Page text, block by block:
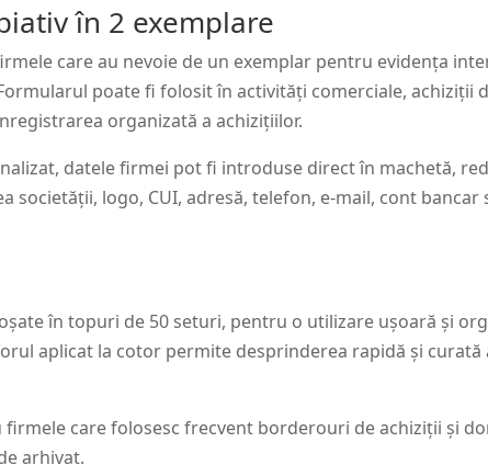
în 2 exemplare
care au nevoie de un exemplar pentru evidența
poate fi folosit în activități comerciale, achiziții
organizată a achizițiilor.
datele firmei pot fi introduse direct în machetă,
societății, logo, CUI, adresă, telefon, e-mail, cont
în topuri de 50 seturi, pentru o utilizare ușoară și
aplicat la cotor permite desprinderea rapidă și
care folosesc frecvent borderouri de achiziții și
arhivat.